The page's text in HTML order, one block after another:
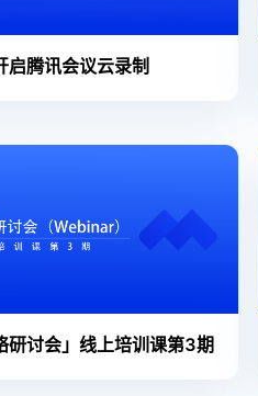
启腾讯会议云录制
研讨会」线上培训课第3期